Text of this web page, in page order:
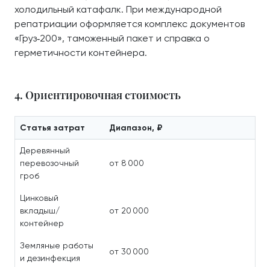
холодильный катафалк. При международной
репатриации оформляется комплекс документов
«Груз‑200», таможенный пакет и справка о
герметичности контейнера.
4. Ориентировочная стоимость
Статья затрат Диапазон, ₽
Деревянный
перевозочный
гроб
от 8 000
Цинковый
вкладыш/
контейнер
от 20 000
Земляные работы
и дезинфекция
от 30 000